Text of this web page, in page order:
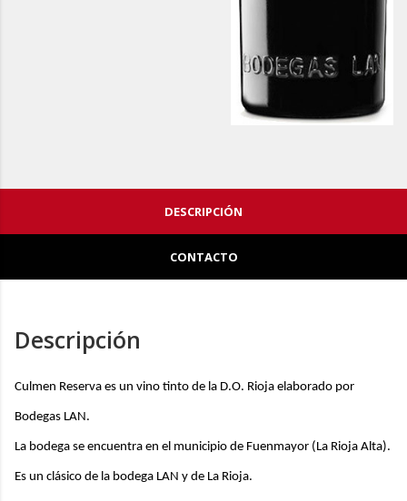
DESCRIPCIÓN
CONTACTO
Descripción
Culmen Reserva es un vino tinto de la D.O. Rioja elaborado por
Bodegas LAN.
La bodega se encuentra en el municipio de Fuenmayor (La Rioja Alta).
Es un clásico de la bodega LAN y de La Rioja.